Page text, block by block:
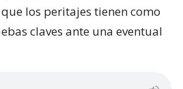
los peritajes tienen como
claves ante una eventual